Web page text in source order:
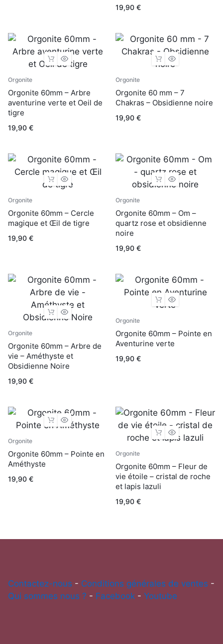
19,90 €
Orgonite
Orgonite 60mm – Arbre
aventurine verte et Oeil de
tigre
19,90 €
Orgonite
Orgonite 60 mm – 7
Chakras – Obsidienne noire
19,90 €
Orgonite
Orgonite 60mm – Cercle
magique et Œil de tigre
19,90 €
Orgonite
Orgonite 60mm – Om –
quartz rose et obsidienne
noire
19,90 €
Orgonite
Orgonite 60mm – Arbre de
vie – Améthyste et
Obsidienne Noire
19,90 €
Orgonite
Orgonite 60mm – Pointe en
Aventurine verte
19,90 €
Orgonite
Orgonite 60mm – Pointe en
Améthyste
19,90 €
Orgonite
Orgonite 60mm – Fleur de
vie étoile – cristal de roche
et lapis lazuli
19,90 €
Contactez-nous - Conditions générales de ventes -
Qui sommes nous ? - Facebook - Youtube